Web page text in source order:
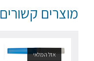
מוצרים קשורים
אזל המלאי